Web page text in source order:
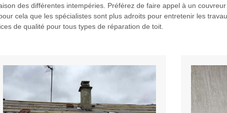
des différentes intempéries. Préférez de faire appel à un
cela que les spécialistes sont plus adroits pour entretenir les
de qualité pour tous types de réparation de toit.